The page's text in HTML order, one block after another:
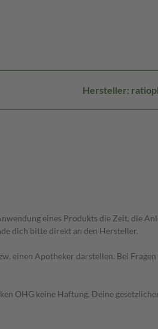
Hersteller:
eines Produkts die Zeit, die
dich bitte direkt an den Hersteller.
einen Apotheker darstellen. Bei
OHG keine Haftung. Deine